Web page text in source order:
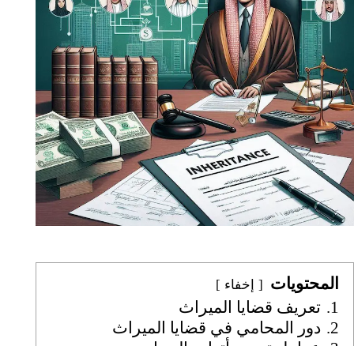
المحتويات إخفاء
1.
تعريف قضايا الميراث
2. دور المحامي في قضايا الميراث